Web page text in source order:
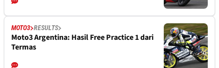
MOTO3 RESULTS
Moto3 Argentina: Hasil Free Practice 1 dari
Termas